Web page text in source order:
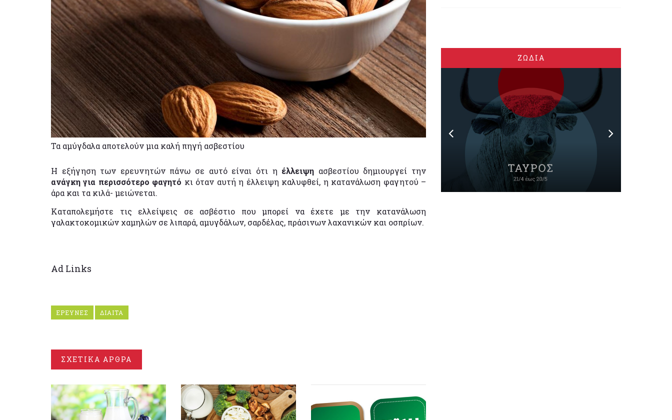
Τα αμύγδαλα αποτελούν μια καλή πηγή ασβεστίου
Η εξήγηση των ερευνητών πάνω σε αυτό είναι ότι η έλλειψη ασβεστίου δημιουργεί την
ανάγκη για περισσότερο φαγητό κι όταν αυτή η έλλειψη καλυφθεί, η κατανάλωση φαγητού –
άρα και τα κιλά- μειώνεται.
Καταπολεμήστε τις ελλείψεις σε ασβέστιο που μπορεί να έχετε με την κατανάλωση
γαλακτοκομικών χαμηλών σε λιπαρά, αμυγδάλων, σαρδέλας, πράσινων λαχανικών και οσπρίων.
Ad Links
ΕΡΕΥΝΕΣ ΔΙΑΙΤΑ
ΣΧΕΤΙΚΑ ΑΡΘΡΑ
ΖΩΔΙΑ